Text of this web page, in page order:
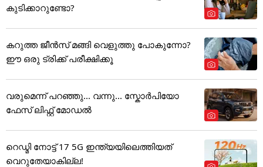
കുടിക്കാറുണ്ടോ?
കറുത്ത ജീൻസ് മങ്ങി വെളുത്തു പോകുന്നോ?
ഈ ഒരു ട്രിക്ക് പരീക്ഷിക്കൂ
വരുമെന്ന് പറഞ്ഞു... വന്നു... സ്കോർപിയോ
ഫേസ് ലിഫ്റ്റ് മോഡൽ
റെഡ്മി നോട്ട് 17 5G ഇന്ത്യയിലെത്തിയത്
വെറുതേയാകില്ല!